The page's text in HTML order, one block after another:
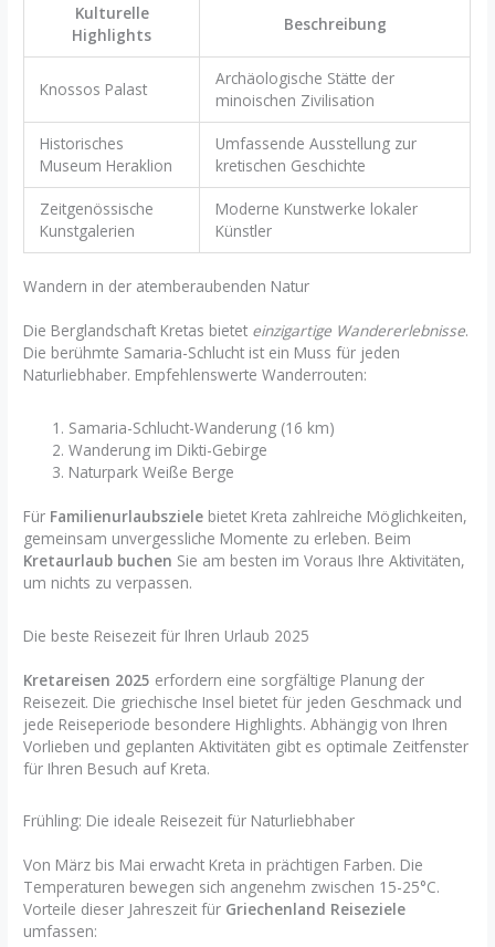
Kulturelle
Highlights
Beschreibung
Knossos Palast
Archäologische Stätte der
minoischen Zivilisation
Historisches
Museum Heraklion
Umfassende Ausstellung zur
kretischen Geschichte
Zeitgenössische
Kunstgalerien
Moderne Kunstwerke lokaler
Künstler
Wandern in der atemberaubenden Natur
Die Berglandschaft Kretas bietet einzigartige Wandererlebnisse.
Die berühmte Samaria-Schlucht ist ein Muss für jeden
Naturliebhaber. Empfehlenswerte Wanderrouten:
Samaria-Schlucht-Wanderung (16 km)
Wanderung im Dikti-Gebirge
Naturpark Weiße Berge
Für Familienurlaubsziele bietet Kreta zahlreiche Möglichkeiten,
gemeinsam unvergessliche Momente zu erleben. Beim
Kretaurlaub buchen Sie am besten im Voraus Ihre Aktivitäten,
um nichts zu verpassen.
Die beste Reisezeit für Ihren Urlaub 2025
Kretareisen 2025 erfordern eine sorgfältige Planung der
Reisezeit. Die griechische Insel bietet für jeden Geschmack und
jede Reiseperiode besondere Highlights. Abhängig von Ihren
Vorlieben und geplanten Aktivitäten gibt es optimale Zeitfenster
für Ihren Besuch auf Kreta.
Frühling: Die ideale Reisezeit für Naturliebhaber
Von März bis Mai erwacht Kreta in prächtigen Farben. Die
Temperaturen bewegen sich angenehm zwischen 15-25°C.
Vorteile dieser Jahreszeit für Griechenland Reiseziele
umfassen: